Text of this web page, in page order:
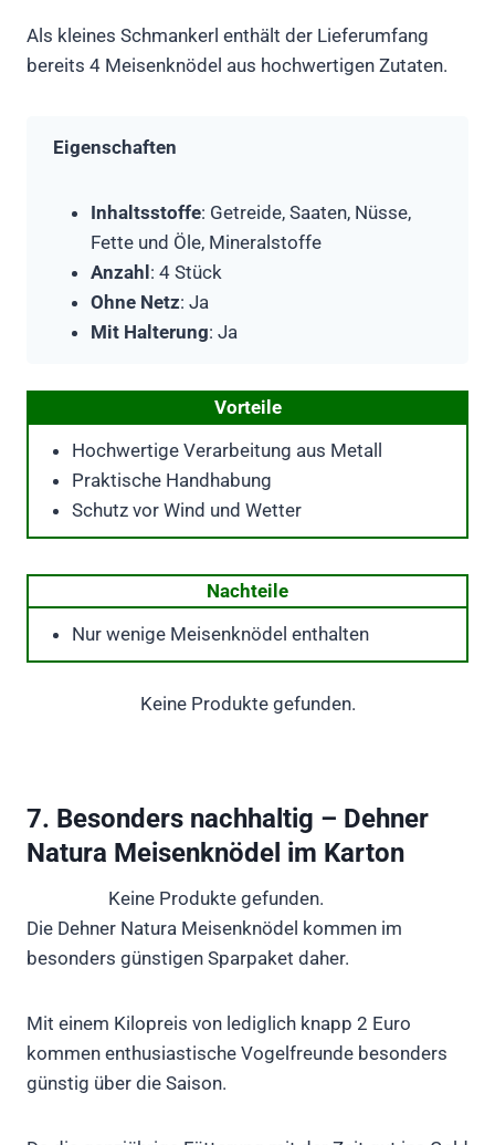
Als kleines Schmankerl enthält der Lieferumfang
bereits 4 Meisenknödel aus hochwertigen Zutaten.
Eigenschaften
Inhaltsstoffe: Getreide, Saaten, Nüsse,
Fette und Öle, Mineralstoffe
Anzahl : 4 Stück
Ohne Netz: Ja
Mit Halterung: Ja
Vorteile
Hochwertige Verarbeitung aus Metall
Praktische Handhabung
Schutz vor Wind und Wetter
Nachteile
Nur wenige Meisenknödel enthalten
Keine Produkte gefunden.
7. Besonders nachhaltig – Dehner
Natura Meisenknödel im Karton
Keine Produkte gefunden.
Die Dehner Natura Meisenknödel kommen im
besonders günstigen Sparpaket daher.
Mit einem Kilopreis von lediglich knapp 2 Euro
kommen enthusiastische Vogelfreunde besonders
günstig über die Saison.